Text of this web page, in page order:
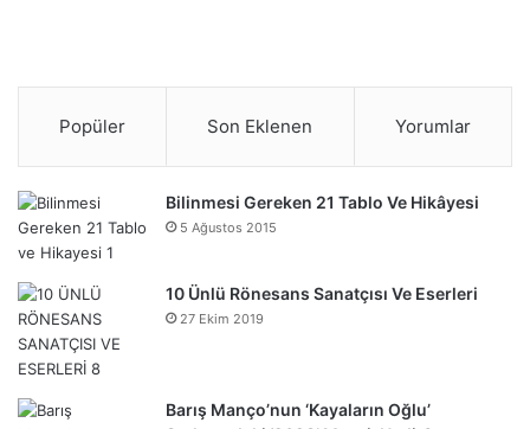
Popüler Son Eklenen Yorumlar
Bilinmesi Gereken 21 Tablo Ve Hikâyesi
5 Ağustos 2015
10 Ünlü Rönesans Sanatçısı Ve Eserleri
27 Ekim 2019
Barış Manço’nun ‘Kayaların Oğlu’